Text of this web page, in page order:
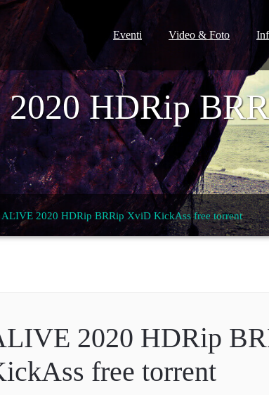
Eventi Video & Foto
HDRip
ALIVE 2020 HDRip BRRip XviD KickAss free torrent
2020 HDRip
free torrent